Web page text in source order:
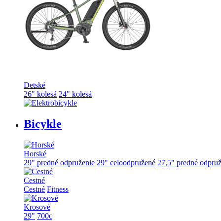
Detské
26" kolesá 24" kolesá
Bicykle
Horské
29" predné odpruženie 29" celoodpružené 27,5" predné
Cestné
Cestné Fitness
Krosové
29" 700c